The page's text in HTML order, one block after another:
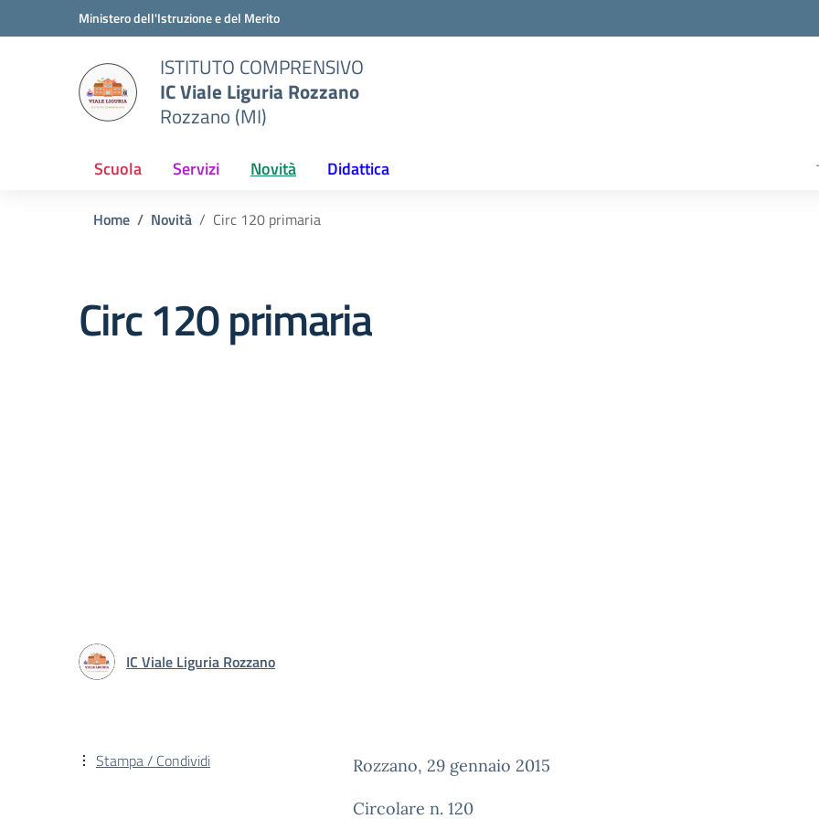
Vai ai contenuti
Vai al menu di navigazioneMinistero dell'Istruzione e del Merito
ISTITUTO COMPRENSIVO
IC Viale Liguria Rozzano
Rozzano (MI)
Scuola Servizi Novità Didattica
Home Novità Circ 120 primaria
Circ 120 primaria
IC Viale Liguria Rozzano
Rozzano, 29 gennaio 2015
Circolare n. 120
Stampa / Condividi